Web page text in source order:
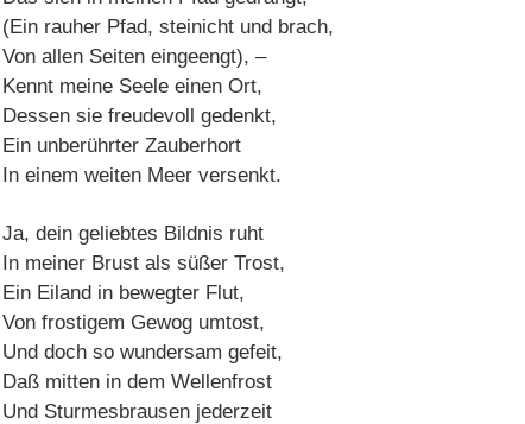
(Ein rauher Pfad, steinicht und brach,
Von allen Seiten eingeengt), –
Kennt meine Seele einen Ort,
Dessen sie freudevoll gedenkt,
Ein unberührter Zauberhort
In einem weiten Meer versenkt.
Ja, dein geliebtes Bildnis ruht
In meiner Brust als süßer Trost,
Ein Eiland in bewegter Flut,
Von frostigem Gewog umtost,
Und doch so wundersam gefeit,
Daß mitten in dem Wellenfrost
Und Sturmesbrausen jederzeit